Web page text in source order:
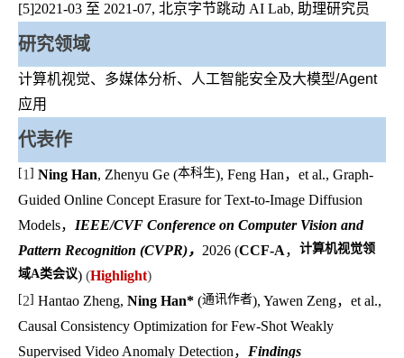
[5]2021-03 至 2021-07, 北京字节跳动 AI Lab, 助理研究员
研究领域
计算机视觉、多媒体分析、人工智能安全及大模型/Agent
应用
代表作
[1 ] Ning Han, Zhenyu Ge (本科生), Feng Han， et al., Graph-
Guided Online Concept Erasure for Text-to-Image Diffusion
Models， IEEE/CVF Conference on Computer Vision and
Pattern Recognition (CVPR)， 2026 (CCF-A， 计算机视觉领
域A类会议) (Highlight)
[2] Hantao Zheng, Ning Han* (通讯作者), Yawen Zeng，et al.,
Causal Consistency Optimization for Few-Shot Weakly
Supervised Video Anomaly Detection， Findings